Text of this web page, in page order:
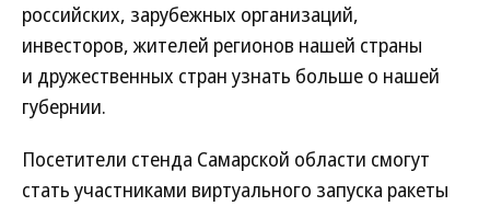
российских, зарубежных организаций,
инвесторов, жителей регионов нашей страны
и дружественных стран узнать больше о нашей
губернии.
Посетители стенда Самарской области смогут
стать участниками виртуального запуска ракеты